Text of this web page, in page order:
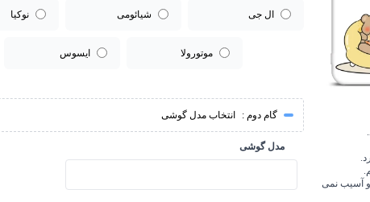
و آسیب نمی
ال جی شیائومی نوکیا
موتورولا ایسوس
گام دوم : انتخاب مدل گوشی
مدل گوشی